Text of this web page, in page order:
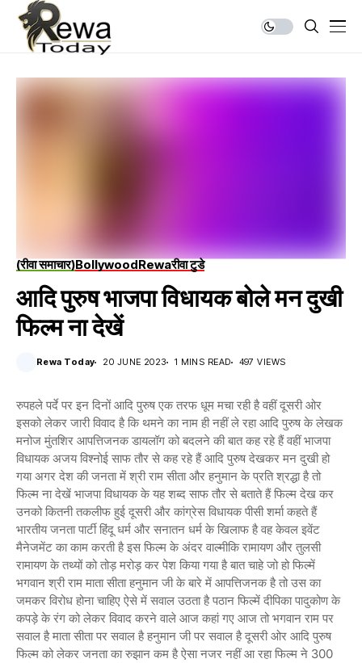
(रीवा समाचार)BollywoodRewaरीवा टुडे
आदि पुरुष भाजपा विधायक बोले मन दुखी
फिल्म ना देखें
Rewa Today 20 JUNE 2023 1 MINS READ 497 VIEWS
रुपहले पर्दे पर इन दिनों आदि पुरुष एक तरफ धूम मचा रही है वहीं दूसरी ओर
इसको लेकर जारी विवाद है कि थमने का नाम ही नहीं ले रहा आदि पुरुष के लेखक
मनोज मुंतशिर आपत्तिजनक डायलॉग को बदलने की बात कह रहे हैं वहीं भाजपा
विधायक अजय विश्नोई साफ तौर से कह रहे हैं आदि पुरुष देखकर मन दुखी हो
गया अगर देश की जनता में श्री राम सीता और हनुमान के प्रति श्रद्धा है तो
फिल्म ना देखें भाजपा विधायक के यह शब्द साफ तौर से बताते हैं फिल्म देख कर
उनको कितनी तकलीफ हुई दूसरी और कांग्रेस विधायक पीसी शर्मा कहते हैं
भारतीय जनता पार्टी हिंदू धर्म और सनातन धर्म के खिलाफ है वह केवल इवेंट
मैनेजमेंट का काम करती है इस फिल्म के अंदर वाल्मीकि रामायण और तुलसी
रामायण के तथ्यों को तोड़ मरोड़ कर पेश किया गया है बात चाहे जो हो फिल्में
भगवान श्री राम माता सीता हनुमान जी के बारे में आपत्तिजनक है तो उस का
जमकर विरोध होना चाहिए ऐसे में सवाल उठता है पठान फिल्में दीपिका पादुकोण के
कपड़े के रंग को लेकर विवाद करने वाले आज कहां गए आज तो भगवान राम पर
सवाल है माता सीता पर सवाल है हनुमान जी पर सवाल है दूसरी ओर आदि पुरुष
फिल्म को लेकर जनता का रुझान कम है ऐसा नजर नहीं आ रहा फिल्म ने 300